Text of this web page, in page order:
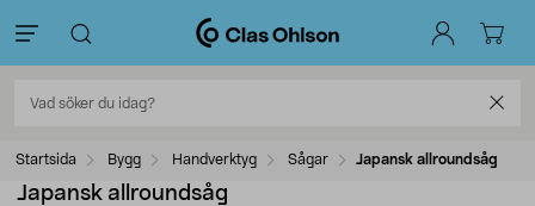
Startsida Bygg Handverktyg Sågar Japansk allroundsåg
Japansk allroundsåg